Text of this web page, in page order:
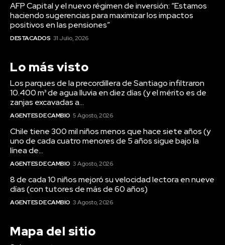
Lo más visto
10.400 m³ de agua lluvia en diez días (y el mérito es de
AGENTES DE CAMBIO 5 Agosto, 2026
Chile tiene 300 mil niños menos que hace siete años (y
uno de cada cuatro menores de 5 años sigue bajo la
línea de...
AGENTES DE CAMBIO 3 Agosto, 2026
8 de cada 10 niños mejoró su velocidad lectora en nueve
días (con tutores de más de 60 años)
AGENTES DE CAMBIO
Mapa del sitio
Sobre nosotros
Alianzas